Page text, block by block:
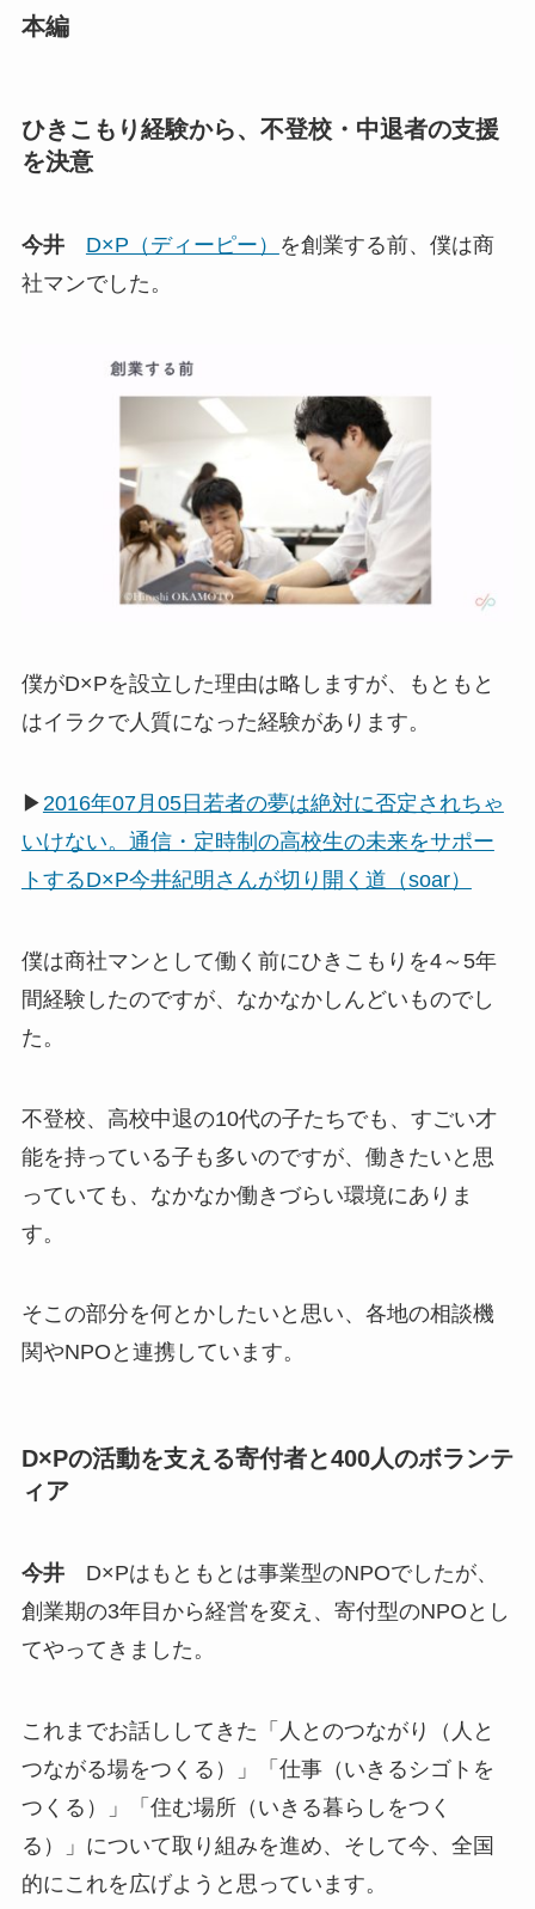
本編
ひきこもり経験から、不登校・中退者の支援
を決意
今井 D×P（ディーピー）
を創業する前、僕は商
社マンでした。
僕がD×Pを設立した理由は略しますが、もともと
はイラクで人質になった経験があります。
▶ 2016年07月05日若者の夢は絶対に否定されちゃ
いけない。通信・定時制の高校生の未来をサポー
トするD×P今井紀明さんが切り開く道（soar）
僕は商社マンとして働く前にひきこもりを4～5年
間経験したのですが、なかなかしんどいものでし
た。
不登校、高校中退の10代の子たちでも、すごい才
能を持っている子も多いのですが、働きたいと思
っていても、なかなか働きづらい環境にありま
す。
そこの部分を何とかしたいと思い、各地の相談機
関やNPOと連携しています。
D×Pの活動を支える寄付者と400人のボランテ
ィア
今井D×Pはもともとは事業型のNPOでしたが、
創業期の3年目から経営を変え、寄付型のNPOとし
てやってきました。
これまでお話ししてきた「人とのつながり（人と
つながる場をつくる）」「仕事（いきるシゴトを
つくる）」「住む場所（いきる暮らしをつく
る）」について取り組みを進め、そして今、全国
的にこれを広げようと思っています。